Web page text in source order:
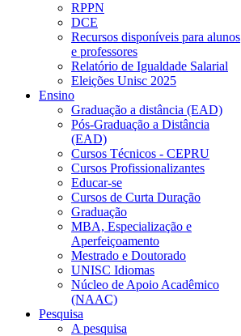
RPPN
DCE
Recursos disponíveis para alunos
e professores
Relatório de Igualdade Salarial
Eleições Unisc 2025
Ensino
Graduação a distância (EAD)
Pós-Graduação a Distância
(EAD)
Cursos Técnicos - CEPRU
Cursos Profissionalizantes
Educar-se
Cursos de Curta Duração
Graduação
MBA, Especialização e
Aperfeiçoamento
Mestrado e Doutorado
UNISC Idiomas
Núcleo de Apoio Acadêmico
(NAAC)
Pesquisa
A pesquisa